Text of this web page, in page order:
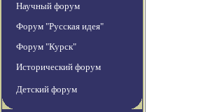
Научный форум
Форум "Русская идея"
Форум "Курск"
Исторический форум
Детский форум